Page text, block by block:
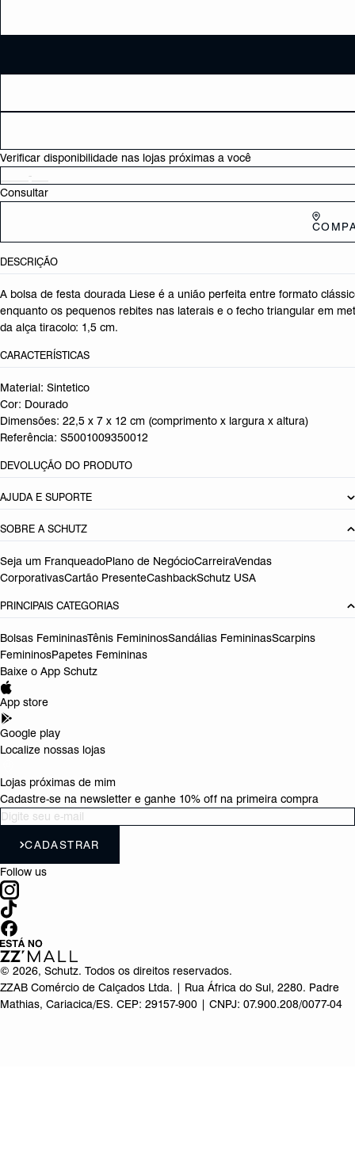
Verificar disponibilidade nas lojas próximas a você
Consultar
DESCRIÇÃO
A bolsa de festa dourada Liese é a união perfeita entre formato
enquanto os pequenos rebites nas laterais e o fecho triangular em
da alça tiracolo: 1,5 cm.
CARACTERÍSTICAS
Material: Sintetico
Cor: Dourado
Dimensões: 22,5 x 7 x 12 cm (comprimento x largura x altura)
Referência: S5001009350012
DEVOLUÇÃO DO PRODUTO
AJUDA E SUPORTE
SOBRE A SCHUTZ
Seja um FranqueadoPlano de NegócioCarreiraVendas
CorporativasCartão PresenteCashbackSchutz USA
PRINCIPAIS CATEGORIAS
Bolsas FemininasTênis FemininosSandálias FemininasScarpins
FemininosPapetes Femininas
Baixe o App Schutz
App store
Google play
Localize nossas lojas
Lojas próximas de mim
Cadastre-se na newsletter e ganhe 10% off na primeira compra
CADASTRAR
Follow us
© 2026, Schutz. Todos os direitos reservados.
ZZAB Comércio de Calçados Ltda. | Rua África do Sul, 2280. Padre
Mathias, Cariacica/ES. CEP: 29157-900 | CNPJ: 07.900.208/0077-04